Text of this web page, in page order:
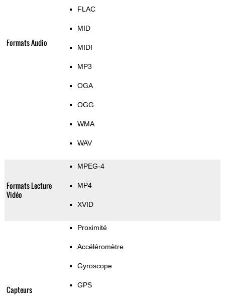
Formats Audio
FLAC
MID
MIDI
MP3
OGA
OGG
WMA
WAV
Formats Lecture
Vidéo
MPEG-4
MP4
XVID
Capteurs
Proximité
Accéléromètre
Gyroscope
GPS